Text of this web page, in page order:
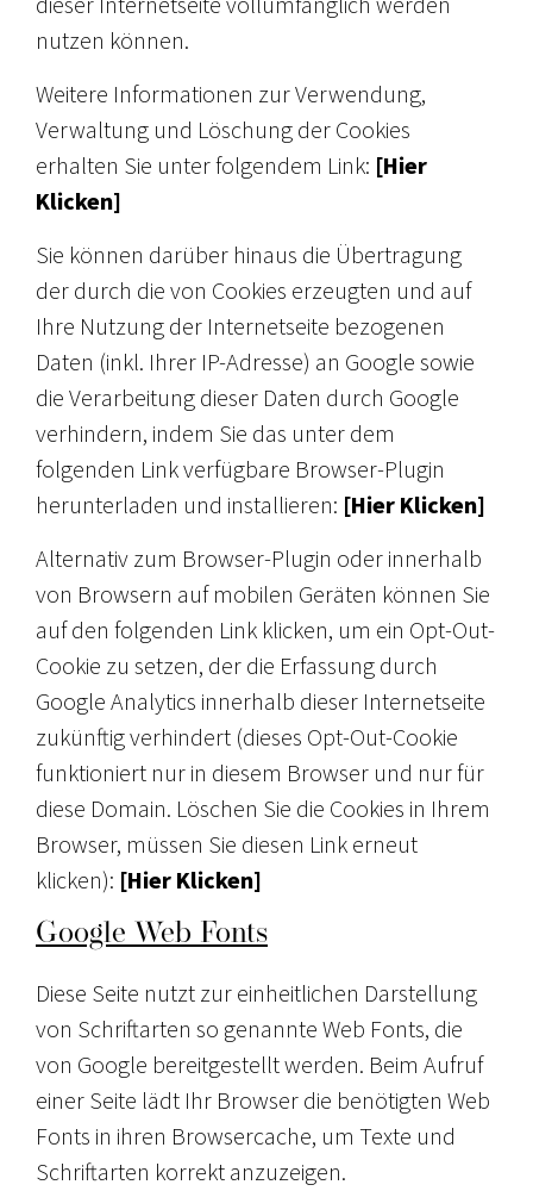
nutzen können.
Weitere Informationen zur Verwendung,
Verwaltung und Löschung der Cookies
erhalten Sie unter folgendem Link: [Hier
Klicken]
Sie können darüber hinaus die Übertragung
der durch die von Cookies erzeugten und auf
Ihre Nutzung der Internetseite bezogenen
Daten (inkl. Ihrer IP-Adresse) an Google sowie
die Verarbeitung dieser Daten durch Google
verhindern, indem Sie das unter dem
folgenden Link verfügbare Browser-Plugin
herunterladen und installieren: [Hier Klicken]
Alternativ zum Browser-Plugin oder innerhalb
von Browsern auf mobilen Geräten können Sie
auf den folgenden Link klicken, um ein Opt-Out-
Cookie zu setzen, der die Erfassung durch
Google Analytics innerhalb dieser Internetseite
zukünftig verhindert (dieses Opt-Out-Cookie
funktioniert nur in diesem Browser und nur für
diese Domain. Löschen Sie die Cookies in Ihrem
Browser, müssen Sie diesen Link erneut
klicken): [Hier Klicken]
Google Web Fonts
Diese Seite nutzt zur einheitlichen Darstellung
von Schriftarten so genannte Web Fonts, die
von Google bereitgestellt werden. Beim Aufruf
einer Seite lädt Ihr Browser die benötigten Web
Fonts in ihren Browsercache, um Texte und
Schriftarten korrekt anzuzeigen.